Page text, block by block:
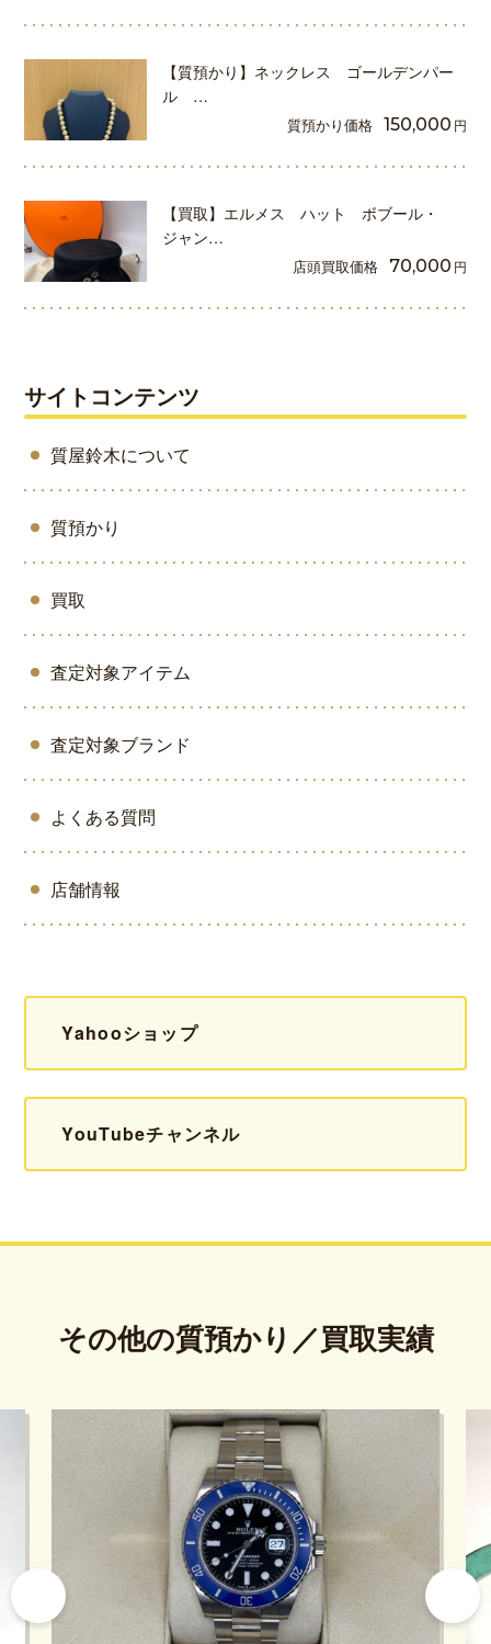
【質預かり】ネックレス ゴールデンパー
ル …
質預かり価格 150,000 円
【買取】エルメス ハット ボブール・
ジャン…
店頭買取価格 70,000 円
サイトコンテンツ
質屋鈴木について
質預かり
買取
査定対象アイテム
査定対象ブランド
よくある質問
店舗情報
Yahooショップ
YouTubeチャンネル
その他の質預かり／買取実績